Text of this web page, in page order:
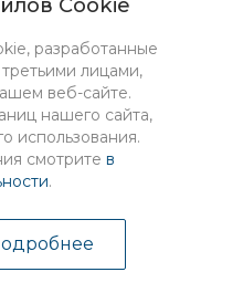
разработанные
лицами,
веб-сайте.
нашего сайта,
использования.
смотрите в
.